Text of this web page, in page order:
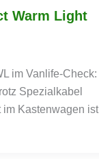
Warm Light
im Vanlife-Check:
Spezialkabel
Kastenwagen ist